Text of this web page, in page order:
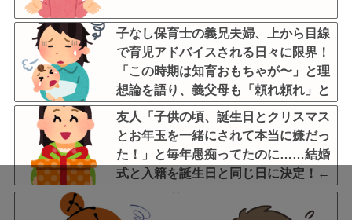
子なし保育士の義兄夫婦、上から目線
で育児アドバイスされる日々に限界！
「この時期は知育おもちゃが〜」と理
想論を語り、義父母も「頼れ頼れ」と
ウザすぎる・・・
友人「子供の頃、誕生日とクリスマス
とお年玉を一緒にされて本当に嫌だっ
た！」と毎年愚痴ってたのに……結婚
式と入籍を誕生日と同じ日に決定！←
いや、毎年の愚痴は何だったんだ
よ！？